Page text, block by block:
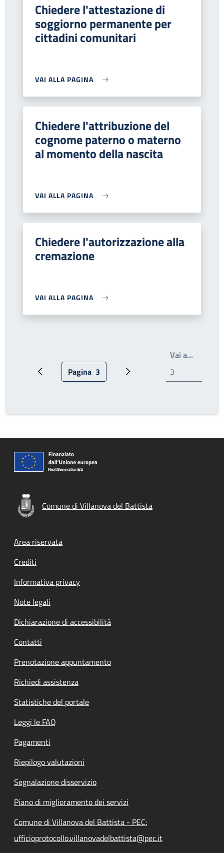
Chiedere l'attestazione di
soggiorno permanente per
cittadini comunitari
VAI ALLA PAGINA
Chiedere l'attribuzione del
cognome paterno o materno
al momento della nascita
VAI ALLA PAGINA
Chiedere l'autorizzazione alla
cremazione
VAI ALLA PAGINA
Pagina precedentePagina attuale
Pagina 3 Pagina successiva
Vai a…
Comune di Villanova del Battista
Footer menu
Area riservata
Crediti
Informativa privacy
Note legali
Dichiarazione di accessibilità
Contatti
Prenotazione appuntamento
Richiedi assistenza
Statistiche del portale
Leggi le FAQ
Pagamenti
Riepilogo valutazioni
Segnalazione disservizio
Piano di miglioramento dei servizi
Comune di Villanova del Battista - PEC:
ufficioprotocollo.villanovadelbattista@pec.it